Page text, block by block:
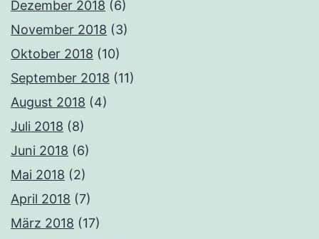
Dezember 2018 (6)
November 2018 (3)
Oktober 2018 (10)
September 2018 (11)
August 2018 (4)
Juli 2018 (8)
Juni 2018 (6)
Mai 2018 (2)
April 2018 (7)
März 2018 (17)